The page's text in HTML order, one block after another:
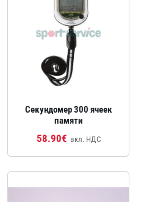
Секундомер 300 ячеек
памяти
58.90€ вкл. НДС